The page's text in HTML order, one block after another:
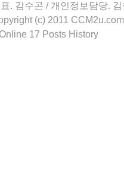
. 김수곤 / 개인정보담당.
(c) 2011
17 Posts History